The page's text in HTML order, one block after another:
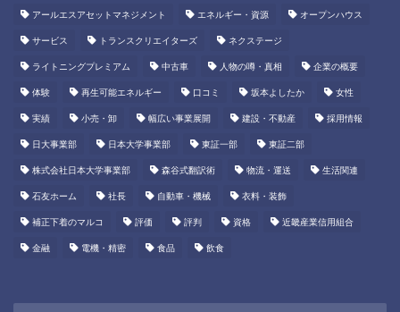
アールエスアセットマネジメント エネルギー・資源 オープンハウス
サービス トランスクリエイターズ ネクステージ
ライトニングプレミアム 中古車 人物の噂・真相 企業の概要
体験 再生可能エネルギー 口コミ 坂本よしたか 女性
実績 小売・卸 幅広い事業展開 建設・不動産 採用情報
日大事業部 日本大学事業部 東証一部 東証二部
株式会社日本大学事業部 森谷式翻訳術 物流・運送 生活関連
石友ホーム 社長 自動車・機械 衣料・装飾
補正下着のマルコ 評価 評判 資格 近畿産業信用組合
金融 電機・精密 食品 飲食